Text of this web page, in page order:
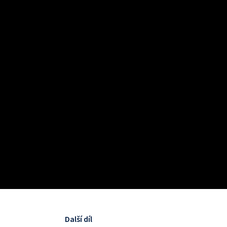
Další díl